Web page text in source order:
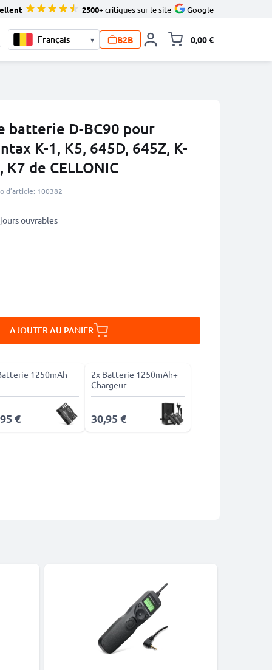
2500+critiques sur le site Google
▾ B2B 0,00 €
batterie D-BC90 pour
K-1, K5, 645D, 645Z, K-
K7 de CELLONIC
d’article: 100382
ouvrables
AJOUTER AU PANIER
1250mAh
€
2x Batterie 1250mAh+
Chargeur
30,95 €